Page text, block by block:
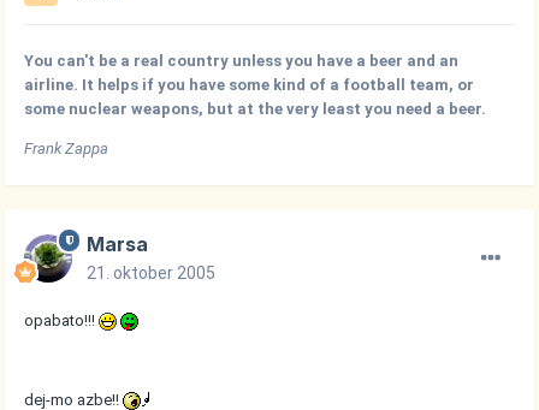
You can't be a real country unless you have a beer and an
airline. It helps if you have some kind of a football team, or
some nuclear weapons, but at the very least you need a beer.
Frank Zappa
Marsa
21. oktober 2005
opabato!!!
dej-mo azbe!!